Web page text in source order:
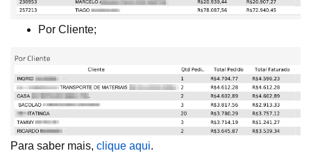
Por Cliente;
Para saber mais, clique aqui.